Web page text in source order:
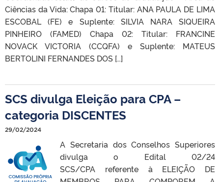
Ciências da Vida: Chapa 01: Titular: ANA PAULA DE LIMA
ESCOBAL (FE) e Suplente: SILVIA NARA SIQUEIRA
PINHEIRO (FAMED) Chapa 02: Titular: FRANCINE
NOVACK VICTORIA (CCQFA) e Suplente: MATEUS
BERTOLINI FERNANDES DOS […]
SCS divulga Eleição para CPA –
categoria DISCENTES
29/02/2024
A Secretaria dos Conselhos Superiores
divulga o Edital 02/24
SCS/CPA referente à ELEIÇÃO DE